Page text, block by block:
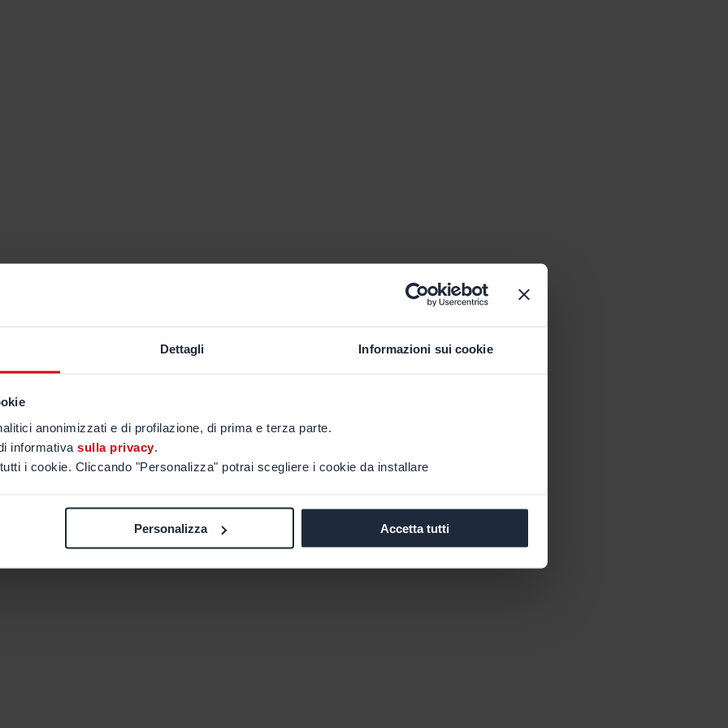
Dettagli Informazioni sui cookie
anonimizzati e di profilazione, di prima e terza parte.
informativa sulla privacy.
i cookie. Cliccando "Personalizza" potrai scegliere i cookie da installare
Personalizza Accetta tutti